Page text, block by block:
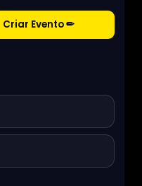
Criar Evento ✏